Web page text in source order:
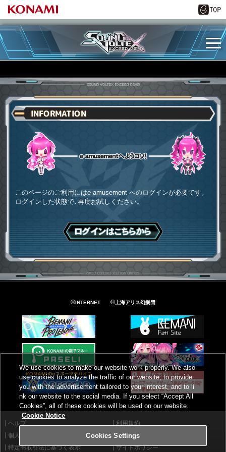
INFORMATION
このページのご利用にはe-amusement へのログインが必要です。
ログインした状態で､再度お試しください。
ログインはこちら
©INTERNET ©上海アリス幻樂団
ヘルプ
利用規約
個人情報等保護方針
外部送信について
特定商取引法に基づく表示
サイトポリシー
We use cookies to make our website work properly. We also
use cookies to analyze the traffic of our website, to provide
you with the advertisement tailored to your interest, and to li
nk our website to the social media. If you select “Accept All
Cookies”, all of these cookies will be used on our website.
Cookie Notice
Cookies Settings